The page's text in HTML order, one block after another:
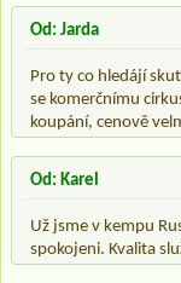
Od: Jarda
Pro ty co hledájí
se komerčnímu
koupání, cenově
Od: Karel
Už jsme v kempu
spokojeni. Kvalita